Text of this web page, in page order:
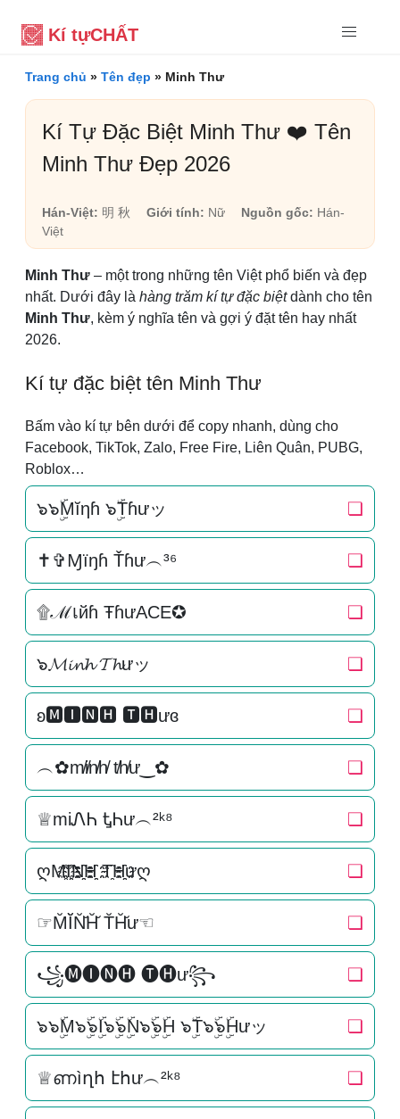
Kí tựCHẤT
Trang chủ » Tên đẹp » Minh Thư
Kí Tự Đặc Biệt Minh Thư ❤️ Tên
Minh Thư Đẹp 2026
Hán-Việt: 明 秋 Giới tính: Nữ Nguồn gốc: Hán-
Việt
Minh Thư – một trong những tên Việt phổ biến và đẹp
nhất. Dưới đây là hàng trăm kí tự đặc biệtdành cho tên
Minh Thư, kèm ý nghĩa tên và gợi ý đặt tên hay nhất
2026.
Kí tự đặc biệt tên Minh Thư
Bấm vào kí tự bên dưới để copy nhanh, dùng cho
Facebook, TikTok, Zalo, Free Fire, Liên Quân, PUBG,
Roblox…
๖๖ۣۜMĭηɦ ๖ۣۜTɦưッ ❏
✝✞Ɱїŋɦ Ťɦư︵³⁶ ❏
۩ℳเйɦ ŦɦưACE✪ ❏
๖𝓜𝓲𝓷𝓱 𝓣𝓱ưッ ❏
ʚ🅼🅸🅽🅷 🆃🅷ưɞ ❏
︵✿m̸i̸n̸h̸ t̸h̸ư‿✿ ❏
♕miᏁᏂ ᎿᏂư︵²ᵏ⁸ ❏
ღM҈I҈҈N҈҈H҈҈ T҈H҈҈ưღ ❏
☞M̆Ĭ̆N̆̆H̆̆ T̆H̆̆ư☜ ❏
꧁🅜🅘🅝🅗 🅣🅗ư꧂ ❏
๖๖ۣۜM๖ۣۜ๖ۣۜI๖ۣۜ๖ۣۜN๖ۣۜ๖ۣۜH ๖ۣۜT๖ۣۜ๖ۣۜHưッ ❏
♕ണìղհ էհư︵²ᵏ⁸ ❏